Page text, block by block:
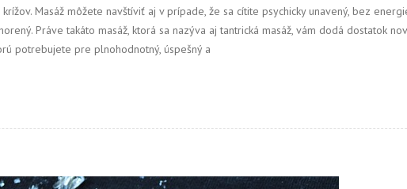
Masáž môžete navštíviť aj v prípade, že sa cítite psychicky unavený, bez
Práve takáto masáž, ktorá sa nazýva aj tantrická masáž, vám dodá dostatok
potrebujete pre plnohodnotný, úspešný a